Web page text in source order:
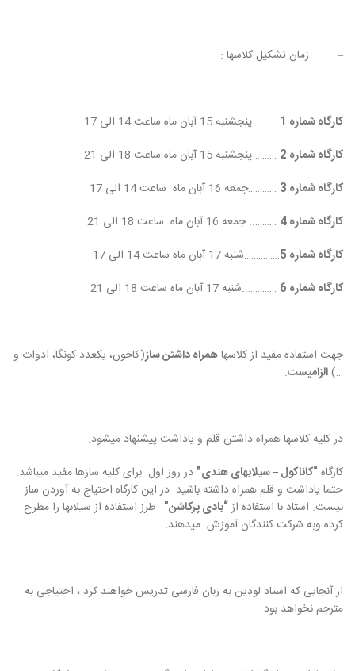
– زمان تشکیل کلاسها :
کارگاه شماره 1
……… پنجشنبه 15 آبان ماه ساعت 14 الی 17
کارگاه شماره 2
……… پنجشنبه 15 آبان ماه ساعت 18 الی 21
کارگاه شماره 3
…………جمعه 16 آبان ماه ساعت 14 الی 17
کارگاه شماره 4
……….. جمعه 16 آبان ماه ساعت 18 الی 21
کارگاه شماره 5 ……………شنبه 17 آبان ماه ساعت 14 الی 17
کارگاه شماره 6
…………..شنبه 17 آبان ماه ساعت 18 الی 21
جهت استفاده مفید از کلاسهاهمراه داشتن ساز(کاخون، یکعدد کونگا، ادوات و
…)الزامیست.
در کلیه کلاسها همراه داشتن قلم و یاداشت پیشنهاد میشود.
کارگاه“کاناکول – سیلابهای هندی”در روز اول برای کلیه سازها مفید میباشد.
حتما یاداشت و قلم همراه داشته باشید. در این کارگاه احتیاج به آوردن ساز
نیست. استاد با استفاده از“بادی پرکاشن” طرز استفاده از سیلابها را مطرح
کرده وبه شرکت کنندگان آموزش میدهند.
از آنجایی که استاد لودین به زبان فارسی تدریس خواهند کرد ، احتیاجی به
مترجم نخواهد بود.